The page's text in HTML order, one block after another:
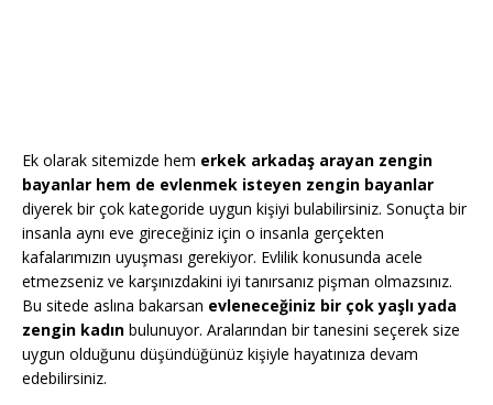
Ek olarak sitemizde hem erkek arkadaş arayan zengin
bayanlar hem de evlenmek isteyen zengin bayanlar
diyerek bir çok kategoride uygun kişiyi bulabilirsiniz. Sonuçta bir
insanla aynı eve gireceğiniz için o insanla gerçekten
kafalarımızın uyuşması gerekiyor. Evlilik konusunda acele
etmezseniz ve karşınızdakini iyi tanırsanız pişman olmazsınız.
Bu sitede aslına bakarsan evleneceğiniz bir çok yaşlı yada
zengin kadın bulunuyor. Aralarından bir tanesini seçerek size
uygun olduğunu düşündüğünüz kişiyle hayatınıza devam
edebilirsiniz.